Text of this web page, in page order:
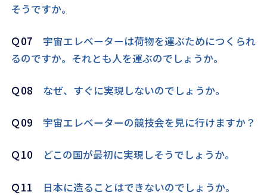
そうですか。
Ｑ07 宇宙エレベーターは荷物を運ぶためにつくられ
るのですか。それとも人を運ぶのでしょうか。
Ｑ08 なぜ、すぐに実現しないのでしょうか。
Ｑ09 宇宙エレベーターの競技会を見に行けますか？
Ｑ10 どこの国が最初に実現しそうでしょうか。
Ｑ11 日本に造ることはできないのでしょうか。